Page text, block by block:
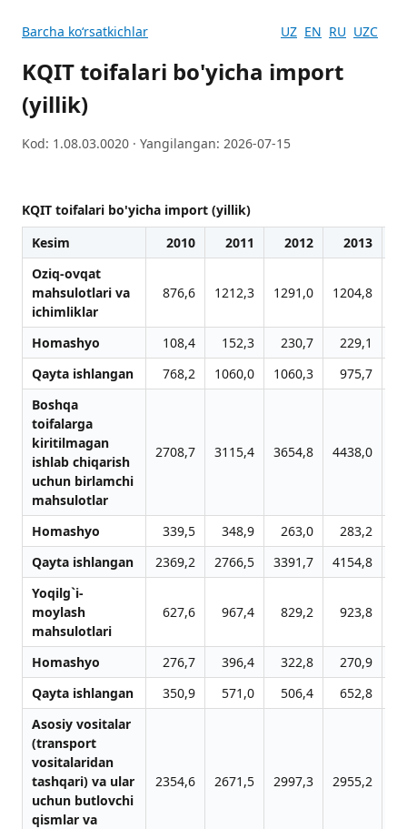
Barcha koʻrsatkichlar UZ EN RU UZC
KQIT toifalari bo'yicha import
(yillik)
Kod: 1.08.03.0020 · Yangilangan: 2026-07-15
KQIT toifalari bo'yicha import (yillik)
Kesim
2010 2011 2012 2013
Oziq-ovqat
mahsulotlari va
ichimliklar
876,6 1212,3 1291,0 1204,8
Homashyo 108,4 152,3 230,7 229,1
Qayta ishlangan
768,2 1060,0 1060,3 975,7
Boshqa
toifalarga
kiritilmagan
ishlab chiqаrish
uchun birlamchi
mahsulotlar
2708,7 3115,4 3654,8 4438,0
Homashyo 339,5 348,9 263,0 283,2
Qayta ishlangan
2369,2 2766,5 3391,7 4154,8
Yoqilg`i-
moylash
mahsulotlari
627,6 967,4 829,2 923,8
Homashyo 276,7 396,4 322,8 270,9
Qayta ishlangan
350,9 571,0 506,4 652,8
Asosiy vositalar
(transport
vositalaridan
tashqari) va ular
uchun butlovchi
qismlar va
2354,6 2671,5 2997,3 2955,2